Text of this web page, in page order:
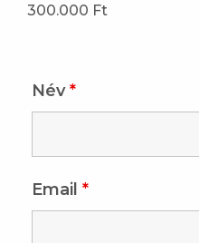
300.000 Ft
Név*
Email *